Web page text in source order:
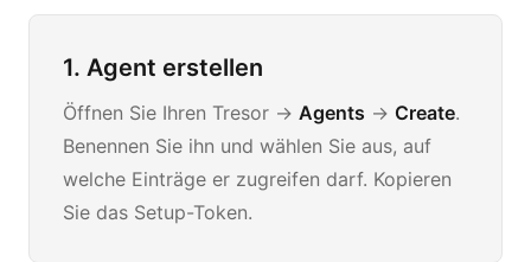
1. Agent erstellen
Öffnen Sie Ihren Tresor -> Agents -> Create.
Benennen Sie ihn und wählen Sie aus, auf
welche Einträge er zugreifen darf. Kopieren
Sie das Setup-Token.